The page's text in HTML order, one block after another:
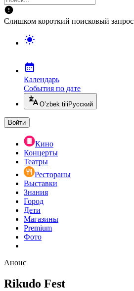
Слишком короткий поисковый запрос
Календарь
События по дате
O’zbek tili Русский
Войти
Кино
Концерты
Театры
Рестораны
Выставки
Знания
Город
Дети
Магазины
Premium
Фото
Анонс
Rikudo Fest